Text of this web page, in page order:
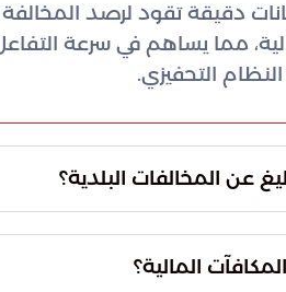
دقيقة تقود لرصد
مما يساهم في سرعة التفاعل
التحفيزي.
عن المخالفات البلدية؟
الأفراد في حماية البيئة
المالية؟